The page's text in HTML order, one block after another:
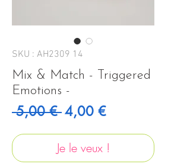
SKU : AH2309 14
Mix & Match - Triggered
Emotions -
5,00 € Prix original
4,00 €Prix
Je le veux !